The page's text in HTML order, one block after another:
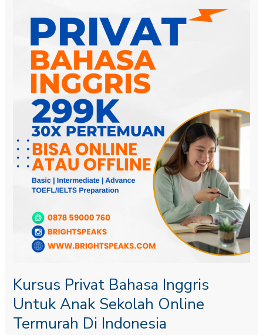
Kursus Privat Bahasa Inggris
Untuk Anak Sekolah Online
Termurah Di Indonesia
Sekolah
Online
Termurah
Indonesia